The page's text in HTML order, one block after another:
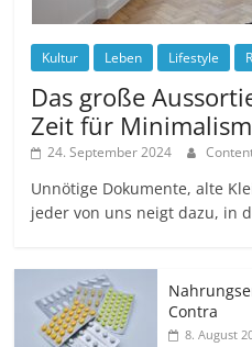
Kultur Leben Lifestyle
Das große
Zeit für
24. September 2024
Unnötige Dokumente, alte
jeder von uns neigt dazu, in
Contra
8. August